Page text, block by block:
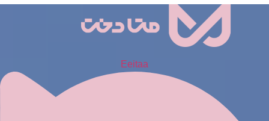
Eeitaa